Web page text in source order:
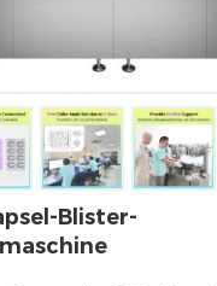
Blister-